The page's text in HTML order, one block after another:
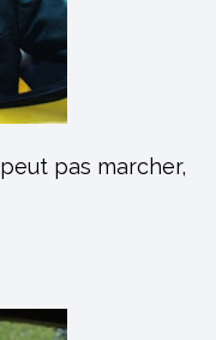
pas marcher,